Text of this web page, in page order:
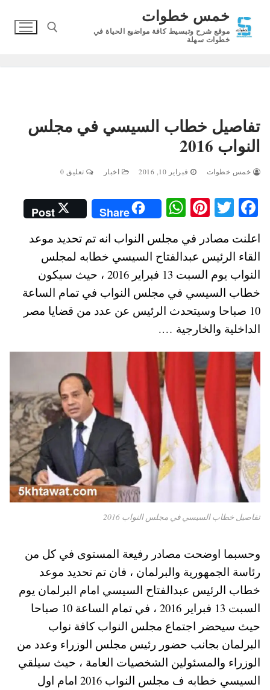
المحتوى
خمس خطوات
موقع شرح وتبسيط كافة مواضيع الحياة في
خطوات سهلة
تفاصيل خطاب السيسي في مجلس
النواب 2016
خمس خطوات فبراير 10, 2016 اخبار تعليق 0
Fa
bo
ok
T
wi
tte
r
Pi
er
es
t
W
ha
ts
A
pp
Share
Post
اعلنت مصادر في مجلس النواب انه تم تحديد موعد
القاء الرئيس عبدالفتاح السيسي خطابه لمجلس
النواب يوم السبت 13 فبراير 2016 ، حيث سيكون
خطاب السيسي في مجلس النواب في تمام الساعة
10 صباحا وسيتحدث الرئيس عن عدد من قضايا مصر
الداخلية والخارجية ….
تفاصيل خطاب السيسي في مجلس النواب 2016
وحسبما اوضحت مصادر رفيعة المستوى في كل من
رئاسة الجمهورية والبرلمان ، فان تم تحديد موعد
خطاب الرئيس عبدالفتاح السيسي امام البرلمان يوم
السبت 13 فبراير 2016 ، في تمام الساعة 10 صباحا
حيث سيحضر اجتماع مجلس النواب كافة نواب
البرلمان بجانب حضور رئيس مجلس الوزراء وعدد من
الوزراء والمسئولين الشخصيات العامة ، حيث سيلقي
السيسي خطابه ف مجلس النواب 2016 امام اول